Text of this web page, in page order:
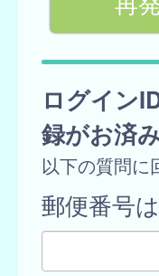
ログイン
録がお済
以下の質問に
郵便番号